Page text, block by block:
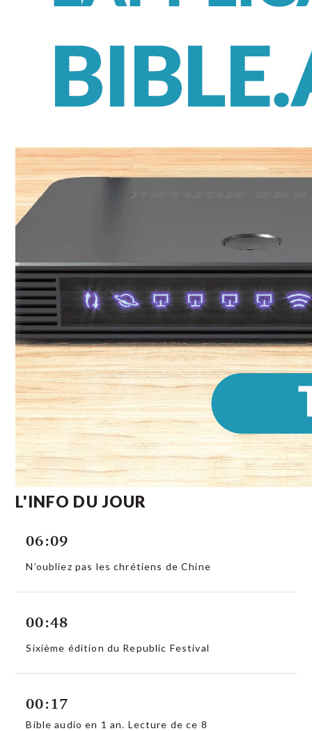
L'INFO DU JOUR
06:09
N’oubliez pas les chrétiens de Chine
00:48
Sixième édition du Republic Festival
00:17
Bible audio en 1 an. Lecture de ce 8